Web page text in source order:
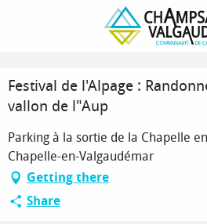
Festival de l'Alpage : Randonnée en
Festival de l'Alpage :
vallon de l"Aup
Parking à la sortie de la Chapelle
Chapelle-en-Valgaudémar
Getting there
Share